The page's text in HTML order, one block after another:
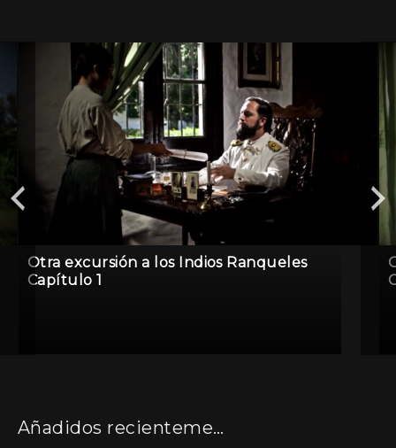
Otra excursión a los Indios Ranqueles
Capítulo 1
Añadidos recientemente